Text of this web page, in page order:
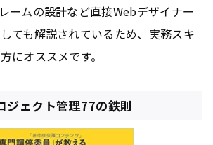
ームの設計など直接Webデザイナー
ても解説されているため、実務スキ
にオススメです。
ジェクト管理77の鉄則